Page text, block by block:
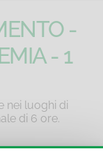
-
- 1
nei luoghi di
di 6 ore.